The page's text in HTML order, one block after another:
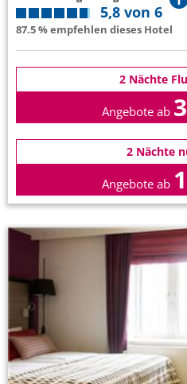
5,8 von 6
87.5 % empfehlen dieses Hotel
2 Nächte
Angebote ab
2 Nächte
Angebote ab